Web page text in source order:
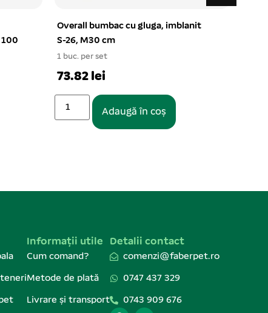
Overall bumbac cu gluga, imblanit
S-26, M30 cm
1 buc. per set
73.82 lei
Adaugă în coș
Informații utile
Cum comand?
Metode de plată
Livrare și transport
Detalii contact
comenzi@faberpet.ro
0747 437 329
0743 909 676